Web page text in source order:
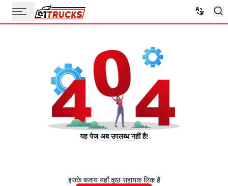
यह पेज अब उपलब्ध नहीं है!
इसके बजाय यहाँ कुछ सहायक लिंक हैं